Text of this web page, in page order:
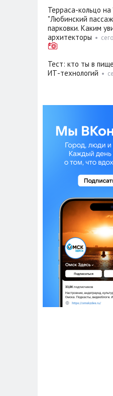
Терраса-кольцо
"Любинский
парковки. Каким
архитекторы •
Тест: кто ты в
ИТ-технологий •